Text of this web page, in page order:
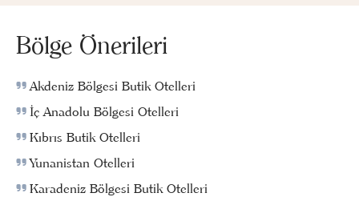
Bölge Önerileri
Akdeniz Bölgesi Butik Otelleri
İç Anadolu Bölgesi Otelleri
Kıbrıs Butik Otelleri
Yunanistan Otelleri
Karadeniz Bölgesi Butik Otelleri